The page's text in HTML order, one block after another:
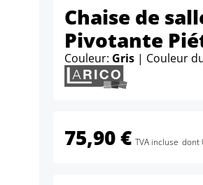
Chaise de
Pivotante
Couleur: Gris | Couleur
75,90 € TVA incluse dont